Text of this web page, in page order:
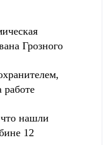
Грозного
работе
что нашли
12